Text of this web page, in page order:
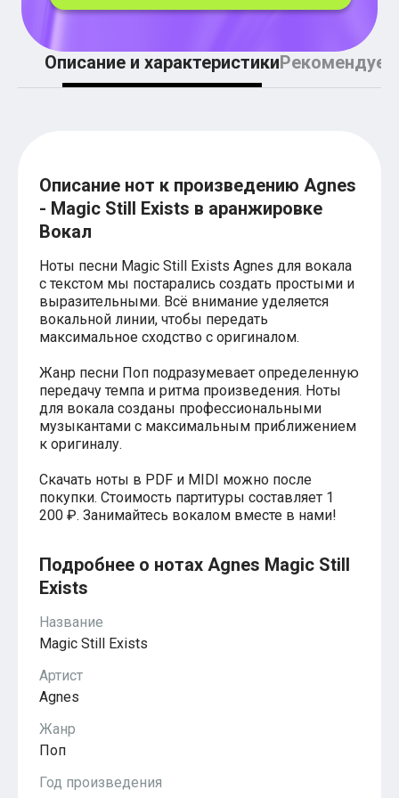
Легкие аккорды (простые песни)
Аккорды со словами (вокал)
BEARWOLF
Комната культуры
Клава Кока
Монеточка
Пицца
Анжелика Варум
Алексей Чумаков
Леонид Агутин
Саундтрек
Тематические
Из фильмов
Аватар: Путь воды
Титаник
Гарри Поттер
Хатико
Реквием по мечте
Пираты Карибского моря
Величайший шоумен
Звездные войны
Ла ла Ленд
Аладдин (2019)
Король лев (2019)
Брат-2
Властелин колец: Братство Кольца
Гордость и предубеждение
Классическая музыка
Времена года - Вивальди
Времена года - Чайковский
Сонаты Бетховена
Ноты для вальса
Из мультфильмов
Холодное сердце
Описание и характеристикиРекомендуем
Описание нот к произведению Agnes
- Magic Still Exists в аранжировке
Вокал
Ноты песни Magic Still Exists Agnes для вокала
с текстом мы постарались создать простыми и
выразительными. Всё внимание уделяется
вокальной линии, чтобы передать
максимальное сходство с оригиналом.
Жанр песни Поп подразумевает определенную
передачу темпа и ритма произведения. Ноты
для вокала созданы профессиональными
музыкантами с максимальным приближением
к оригиналу.
Скачать ноты в PDF и MIDI можно после
покупки. Стоимость партитуры составляет 1
200 ₽. Занимайтесь вокалом вместе в нами!
Подробнее о нотах Agnes Magic Still
Exists
Название
Magic Still Exists
Артист
Agnes
Жанр
Поп
Год произведения